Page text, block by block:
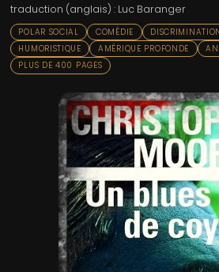
INDEX
RECHERCHE
BLOG
LIENS & FESTIVALS
UN POLAR AU HASARD
traduction (anglais) : Luc Baranger
POLAR SOCIAL COMÉDIE
HUMORISTIQUE
AMÉRIQUE PROFONDE
PLUS DE 400 PAGES